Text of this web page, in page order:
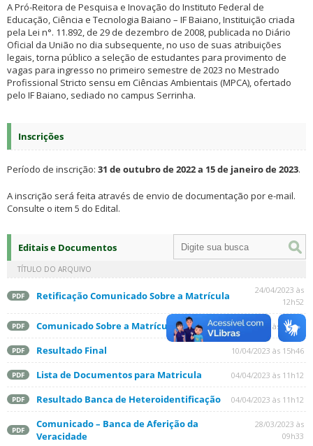
A Pró-Reitora de Pesquisa e Inovação do Instituto Federal de
Educação, Ciência e Tecnologia Baiano – IF Baiano, Instituição criada
pela Lei n°. 11.892, de 29 de dezembro de 2008, publicada no Diário
Oficial da União no dia subsequente, no uso de suas atribuições
legais, torna público a seleção de estudantes para provimento de
vagas para ingresso no primeiro semestre de 2023 no Mestrado
Profissional Stricto sensu em Ciências Ambientais (MPCA), ofertado
pelo IF Baiano, sediado no campus Serrinha.
Inscrições
Período de inscrição: 31 de outubro de 2022 a 15 de janeiro de 2023.
A inscrição será feita através de envio de documentação por e-mail.
Consulte o item 5 do Edital.
Editais e Documentos
TÍTULO DO ARQUIVO
PDF Retificação Comunicado Sobre a Matrícula
24/04/2023 às
12h52
PDF Comunicado Sobre a Matrícula 10/04/2023 às 15h46
PDF Resultado Final 10/04/2023 às 15h46
PDF Lista de Documentos para Matricula 04/04/2023 às 11h12
PDF Resultado Banca de Heteroidentificação 04/04/2023 às 11h12
PDF
Comunicado – Banca de Aferição da
Veracidade
28/03/2023 às
09h33